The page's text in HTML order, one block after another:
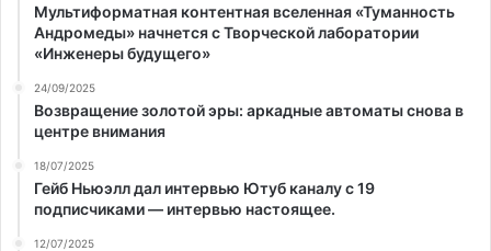
Мультиформатная контентная вселенная «Туманность
Андромеды» начнется с Творческой лаборатории
«Инженеры будущего»
24/09/2025
Возвращение золотой эры: аркадные автоматы снова в
центре внимания
18/07/2025
Гейб Ньюэлл дал интервью Ютуб каналу с 19
подписчиками — интервью настоящее.
12/07/2025